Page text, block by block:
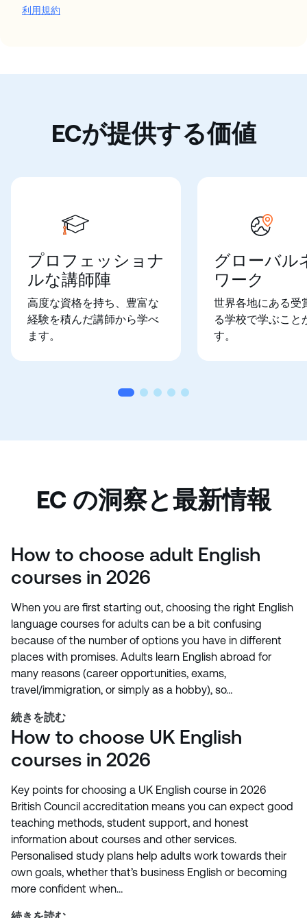
利用規約
ECが提供する価値
プロフェッショナ
ルな講師陣
高度な資格を持ち、豊富な
経験を積んだ講師から学べ
ます。
グローバル
ワーク
世界各地にある受
る学校で学ぶこと
す。
EC の洞察と最新情報
How to choose adult English
courses in 2026
When you are first starting out, choosing the right English
language courses for adults can be a bit confusing
because of the number of options you have in different
places with promises. Adults learn English abroad for
many reasons (career opportunities, exams,
travel/immigration, or simply as a hobby), so…
続きを読む
How to choose UK English
courses in 2026
Key points for choosing a UK English course in 2026
British Council accreditation means you can expect good
teaching methods, student support, and honest
information about courses and other services.
Personalised study plans help adults work towards their
own goals, whether that’s business English or becoming
more confident when…